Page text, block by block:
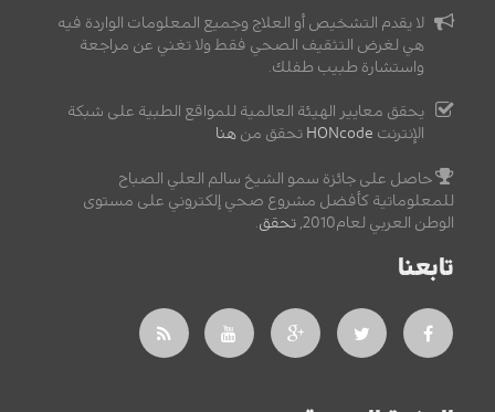
لا يقدم التشخيص أو العلاج وجميع المعلومات الواردة فيه
هي لغرض التثقيف الصحي فقط ولا تغني عن مراجعة
واستشارة طبيب طفلك.
يحقق معايير الهيئة العالمية للمواقع الطبية على شبكة
الإنترنت HONcode تحقق من هنا
حاصل على جائزة سمو الشيخ سالم العلي الصباح
للمعلوماتية كأفضل مشروع صحي إلكتروني على مستوى
الوطن العربي لعام2010,
تحقق
تابعنا